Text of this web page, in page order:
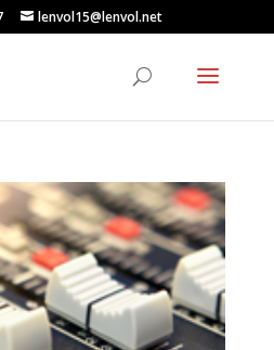
lenvol15@lenvol.net